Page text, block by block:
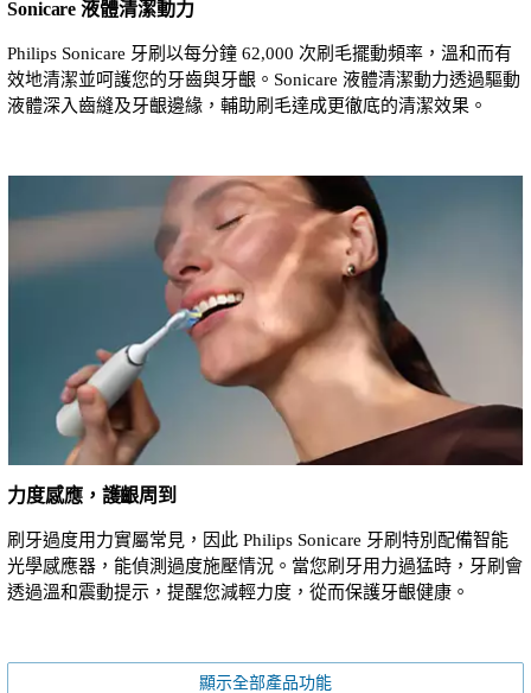
Sonicare 液體清潔動力
Philips Sonicare 牙刷以每分鐘 62,000 次刷毛擺動頻率，溫和而有
效地清潔並呵護您的牙齒與牙齦。Sonicare 液體清潔動力透過驅動
液體深入齒縫及牙齦邊緣，輔助刷毛達成更徹底的清潔效果。
力度感應，護齦周到
刷牙過度用力實屬常見，因此 Philips Sonicare 牙刷特別配備智能
光學感應器，能偵測過度施壓情況。當您刷牙用力過猛時，牙刷會
透過溫和震動提示，提醒您減輕力度，從而保護牙齦健康。
顯示全部產品功能